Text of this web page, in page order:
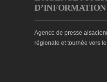
D’INFORMATION
Agence de presse
régionale et tournée vers le